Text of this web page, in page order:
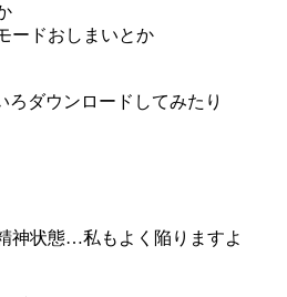
ードおしまいとか
ろダウンロードしてみたり
神状態…私もよく陥りますよ